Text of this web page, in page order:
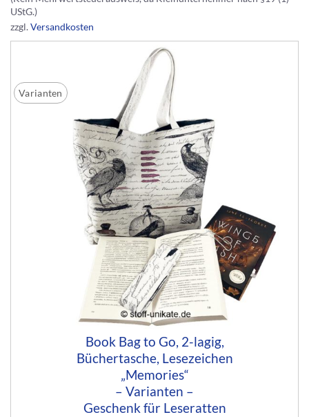
UStG.)
zzgl.Versandkosten
Varianten
Book Bag to Go, 2-lagig,
Büchertasche, Lesezeichen
„Memories“
– Varianten –
Geschenk für Leseratten